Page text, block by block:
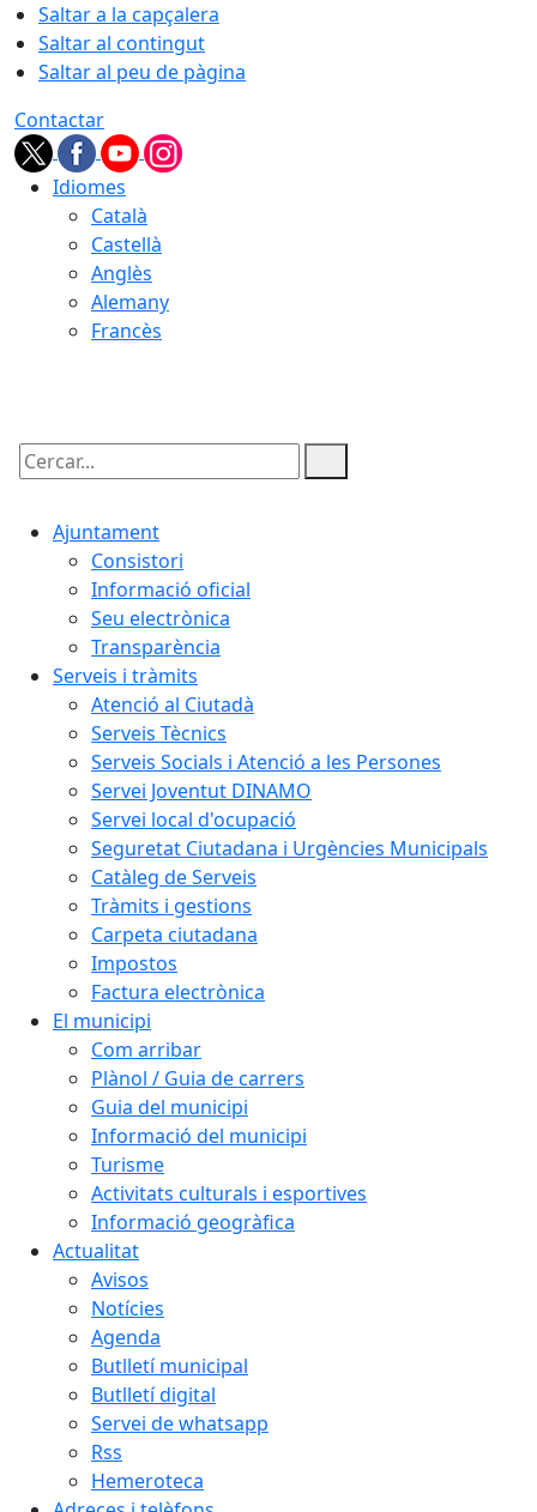
Saltar a la capçalera
Saltar al contingut
Saltar al peu de pàgina
Contactar
Idiomes
Català
Castellà
Anglès
Alemany
Francès
Cercar:
Ajuntament
Consistori
Informació oficial
Seu electrònica
Transparència
Serveis i tràmits
Atenció al Ciutadà
Serveis Tècnics
Serveis Socials i Atenció a les Persones
Servei Joventut DINAMO
Servei local d'ocupació
Seguretat Ciutadana i Urgències Municipals
Catàleg de Serveis
Tràmits i gestions
Carpeta ciutadana
Impostos
Factura electrònica
El municipi
Com arribar
Plànol / Guia de carrers
Guia del municipi
Informació del municipi
Turisme
Activitats culturals i esportives
Informació geogràfica
Actualitat
Avisos
Notícies
Agenda
Butlletí municipal
Butlletí digital
Servei de whatsapp
Rss
Hemeroteca